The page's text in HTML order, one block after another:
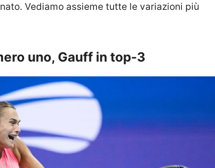
Vediamo assieme tutte le variazioni più
uno, Gauff in top-3